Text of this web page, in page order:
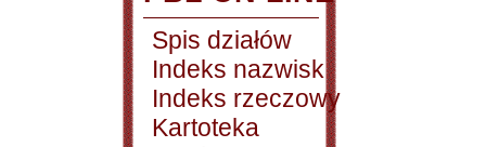
Spis działów
Indeks nazwisk
Indeks rzeczowy
Kartoteka